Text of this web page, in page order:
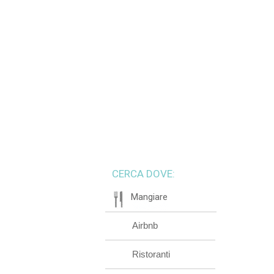
CERCA DOVE:
Mangiare
Airbnb
Ristoranti